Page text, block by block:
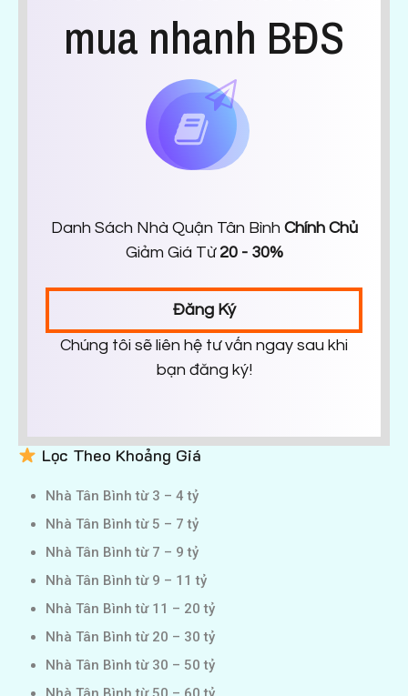
mua nhanh BĐS
Danh Sách Nhà Quận Tân Bình Chính Chủ
Giảm Giá Từ 20 - 30%
Đăng Ký
Chúng tôi sẽ liên hệ tư vấn ngay sau khi
bạn đăng ký!
Lọc Theo Khoảng Giá
Nhà Tân Bình từ 3 – 4 tỷ
Nhà Tân Bình từ 5 – 7 tỷ
Nhà Tân Bình từ 7 – 9 tỷ
Nhà Tân Bình từ 9 – 11 tỷ
Nhà Tân Bình từ 11 – 20 tỷ
Nhà Tân Bình từ 20 – 30 tỷ
Nhà Tân Bình từ 30 – 50 tỷ